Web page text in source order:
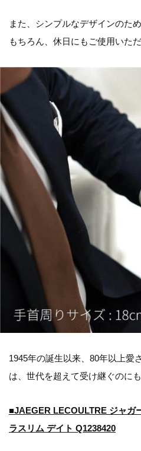
また、シンプルなデザインのた
もちろん、休日にもご使用いただ
1945年の誕生以来、80年以上愛
は、世代を超えて受け継ぐのにも
■JAEGER LECOULTRE ジャガ
ラスリム デイト Q1238420